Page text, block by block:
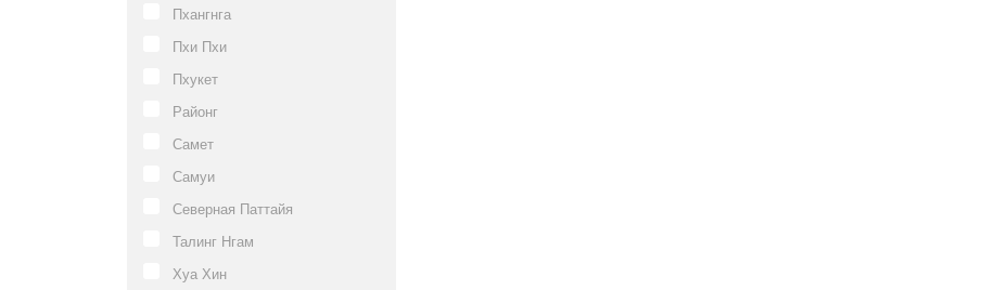
Пхангнга
Пхи Пхи
Пхукет
Районг
Самет
Самуи
Северная Паттайя
Талинг Нгам
Хуа Хин